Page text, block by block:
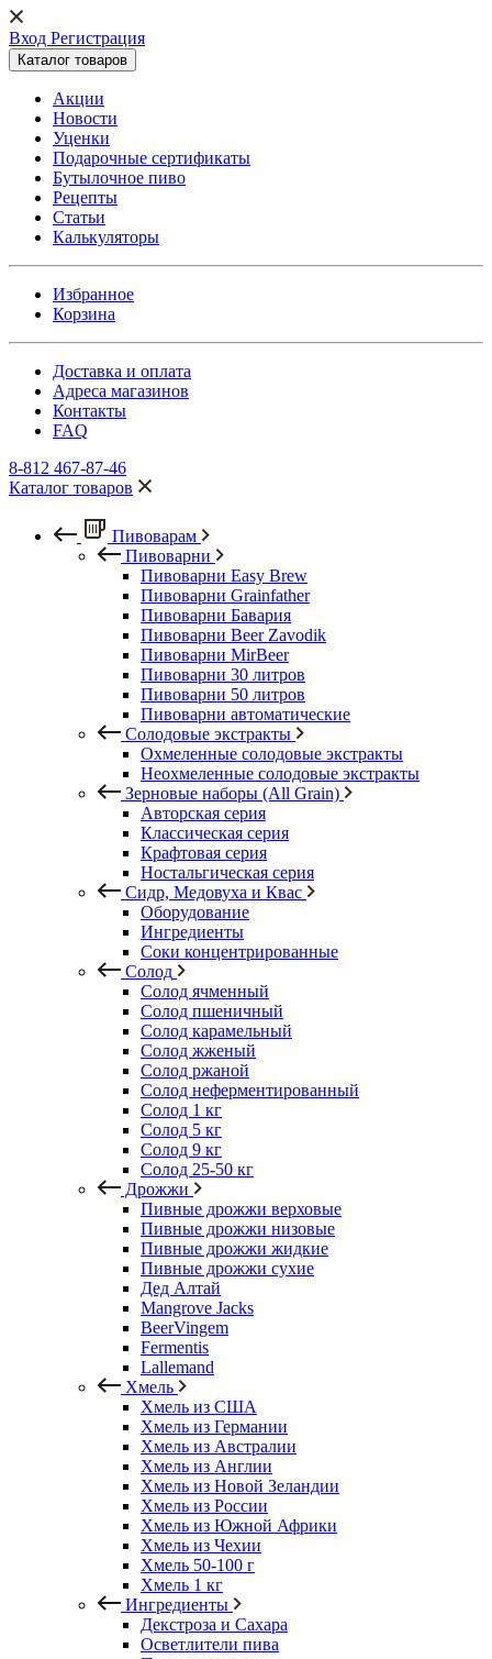
Вход Регистрация
Каталог товаров
Акции
Новости
Уценки
Подарочные сертификаты
Бутылочное пиво
Рецепты
Статьи
Калькуляторы
Избранное
Корзина
Доставка и оплата
Адреса магазинов
Контакты
FAQ
8-812 467-87-46
Каталог товаров
Пивоварам
Пивоварни
Пивоварни Easy Brew
Пивоварни Grainfather
Пивоварни Бавария
Пивоварни Beer Zavodik
Пивоварни MirBeer
Пивоварни 30 литров
Пивоварни 50 литров
Пивоварни автоматические
Солодовые экстракты
Охмеленные солодовые экстракты
Неохмеленные солодовые экстракты
Зерновые наборы (All Grain)
Авторская серия
Классическая серия
Крафтовая серия
Ностальгическая серия
Сидр, Медовуха и Квас
Оборудование
Ингредиенты
Соки концентрированные
Солод
Солод ячменный
Солод пшеничный
Солод карамельный
Солод жженый
Солод ржаной
Солод неферментированный
Солод 1 кг
Солод 5 кг
Солод 9 кг
Солод 25-50 кг
Дрожжи
Пивные дрожжи верховые
Пивные дрожжи низовые
Пивные дрожжи жидкие
Пивные дрожжи сухие
Дед Алтай
Mangrove Jacks
BeerVingem
Fermentis
Lallemand
Хмель
Хмель из США
Хмель из Германии
Хмель из Австралии
Хмель из Англии
Хмель из Новой Зеландии
Хмель из России
Хмель из Южной Африки
Хмель из Чехии
Хмель 50-100 г
Хмель 1 кг
Ингредиенты
Декстроза и Сахара
Осветлители пива